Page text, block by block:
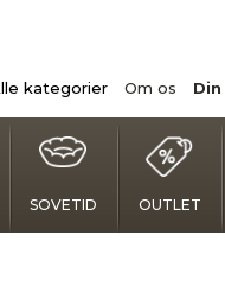
kategorier Om os
SOVETID OUTLET